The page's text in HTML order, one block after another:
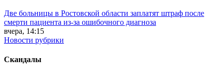
Две больницы в Ростовской области заплатят штраф после
смерти пациента из-за ошибочного диагноза
вчера, 14:15
Новости рубрики
Скандалы